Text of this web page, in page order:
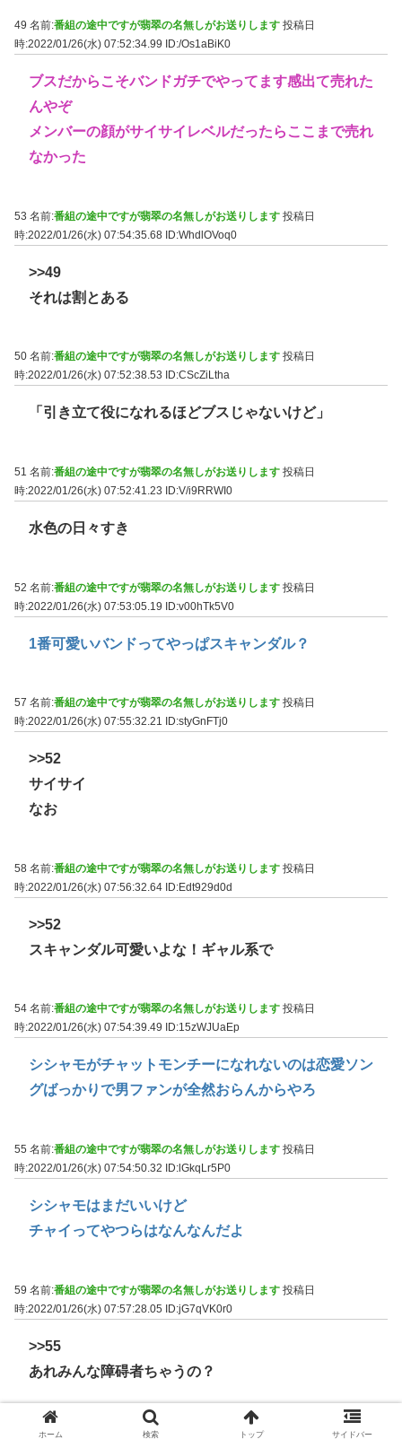
49 名前:番組の途中ですが翡翠の名無しがお送りします 投稿日
時:2022/01/26(水) 07:52:34.99
ID:/Os1aBiK0
ブスだからこそバンドガチでやってます感出て売れた
んやぞ
メンバーの顔がサイサイレベルだったらここまで売れ
なかった
53 名前:番組の途中ですが翡翠の名無しがお送りします 投稿日
時:2022/01/26(水) 07:54:35.68 ID:WhdlOVoq0
>>49
それは割とある
50 名前:番組の途中ですが翡翠の名無しがお送りします 投稿日
時:2022/01/26(水) 07:52:38.53
ID:CScZiLtha
「引き立て役になれるほどブスじゃないけど」
51 名前:番組の途中ですが翡翠の名無しがお送りします 投稿日
時:2022/01/26(水) 07:52:41.23
ID:V/i9RRWI0
水色の日々すき
52 名前:番組の途中ですが翡翠の名無しがお送りします 投稿日
時:2022/01/26(水) 07:53:05.19 ID:v00hTk5V0
1番可愛いバンドってやっぱスキャンダル？
57 名前:番組の途中ですが翡翠の名無しがお送りします 投稿日
時:2022/01/26(水) 07:55:32.21
ID:styGnFTj0
>>52
サイサイ
なお
58 名前:番組の途中ですが翡翠の名無しがお送りします 投稿日
時:2022/01/26(水) 07:56:32.64 ID:Edt929d0d
>>52
スキャンダル可愛いよな！ギャル系で
54 名前:番組の途中ですが翡翠の名無しがお送りします 投稿日
時:2022/01/26(水) 07:54:39.49
ID:15zWJUaEp
シシャモがチャットモンチーになれないのは恋愛ソン
グばっかりで男ファンが全然おらんからやろ
55 名前:番組の途中ですが翡翠の名無しがお送りします 投稿日
時:2022/01/26(水) 07:54:50.32
ID:lGkqLr5P0
シシャモはまだいいけど
チャイってやつらはなんなんだよ
59 名前:番組の途中ですが翡翠の名無しがお送りします 投稿日
時:2022/01/26(水) 07:57:28.05 ID:jG7qVK0r0
>>55
あれみんな障碍者ちゃうの？
61 名前: 番組の途中ですが翡翠の名無しがお送りします
ホーム 検索 トップ サイドバー